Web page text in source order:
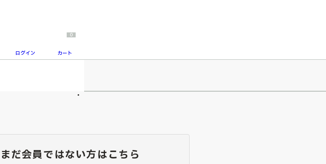
2026/7/23 『ONE PIECE magazine 021 ONE PIECEカード付き同梱版』発売延期のご案内
ログイン
0
カート
まだ会員ではない方はこちら